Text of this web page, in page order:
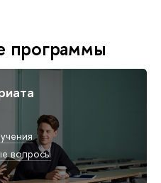
программы
вопросы